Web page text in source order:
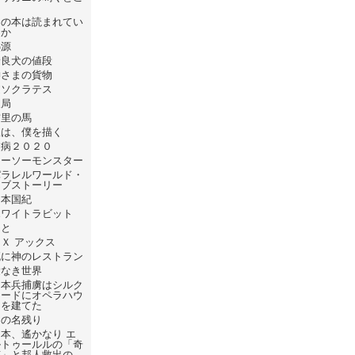
本は読まれてい
犬の値段
まの貨物
クラテス
の馬
、僕を描く
２０２０
ソーモンスター
レルワールド・
ストーリー
国紀
イトラビット
アックス
神のレストラン
き世界
兵捕虜はシルク
ドにオペラハウ
建てた
名残り
、遙かなり エ
ゥールルの「奇